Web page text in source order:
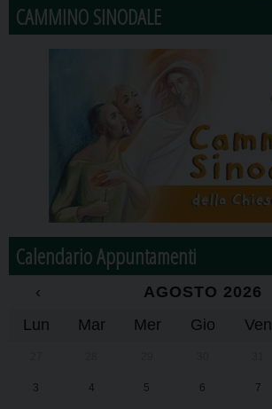
CAMMINO SINODALE
Calendario Appuntamenti
‹ AGOSTO 2026
Lun
Mar Mer Gio Ven
3 4 5 6 7